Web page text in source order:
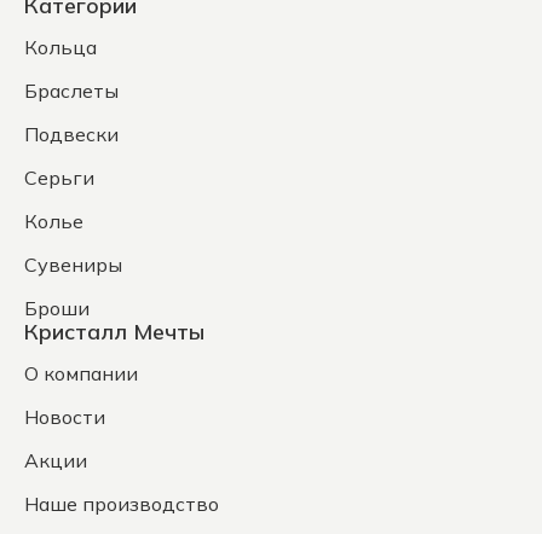
Кольца
Браслеты
Подвески
Серьги
Колье
Сувениры
Броши
Кристалл Мечты
О компании
Новости
Акции
Наше производство